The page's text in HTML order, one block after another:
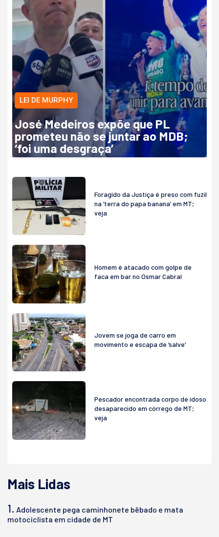
LEI DE MURPHY
José Medeiros expõe que PL
prometeu não se juntar ao MDB;
‘foi uma desgraça’
Foragido da Justiça é preso com fuzil
na ‘terra do papa banana’ em MT;
veja
Homem é atacado com golpe de
faca em bar no Osmar Cabral
Jovem se joga de carro em
movimento e escapa de ‘salve’
Pescador encontrada corpo de idoso
desaparecido em córrego de MT;
veja
Mais Lidas
1. Adolescente pega caminhonete bêbado e mata
motociclista em cidade de MT